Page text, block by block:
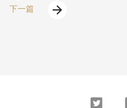
下一篇
arrow_forward